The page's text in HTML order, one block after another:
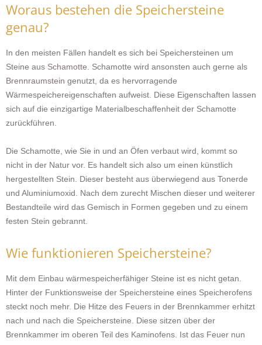
Woraus bestehen die Speichersteine
genau?
In den meisten Fällen handelt es sich bei Speichersteinen um
Steine aus Schamotte . Schamotte wird ansonsten auch gerne als
Brennraumstein genutzt, da es hervorragende
Wärmespeichereigenschaften aufweist. Diese Eigenschaften lassen
sich auf die einzigartige Materialbeschaffenheit der Schamotte
zurückführen.
Die Schamotte, wie Sie in und an Öfen verbaut wird, kommt so
nicht in der Natur vor. Es handelt sich also um einen künstlich
hergestellten Stein. Dieser besteht aus überwiegend aus Tonerde
und Aluminiumoxid. Nach dem zurecht Mischen dieser und weiterer
Bestandteile wird das Gemisch in Formen gegeben und zu einem
festen Stein gebrannt.
Wie funktionieren Speichersteine?
Mit dem Einbau wärmespeicherfähiger Steine ist es nicht getan.
Hinter der Funktionsweise der Speichersteine eines Speicherofens
steckt noch mehr. Die Hitze des Feuers in der Brennkammer erhitzt
nach und nach die Speichersteine. Diese sitzen über der
Brennkammer im oberen Teil des Kaminofens. Ist das Feuer nun